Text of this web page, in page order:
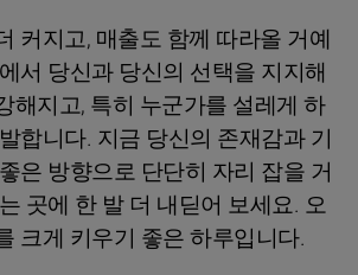
커지고, 매출도 함께 따라올 거예
서 당신과 당신의 선택을 지지해
해지고, 특히 누군가를 설레게 하
합니다. 지금 당신의 존재감과 기
은 방향으로 단단히 자리 잡을 거
곳에 한 발 더 내딛어 보세요. 오
크게 키우기 좋은 하루입니다.